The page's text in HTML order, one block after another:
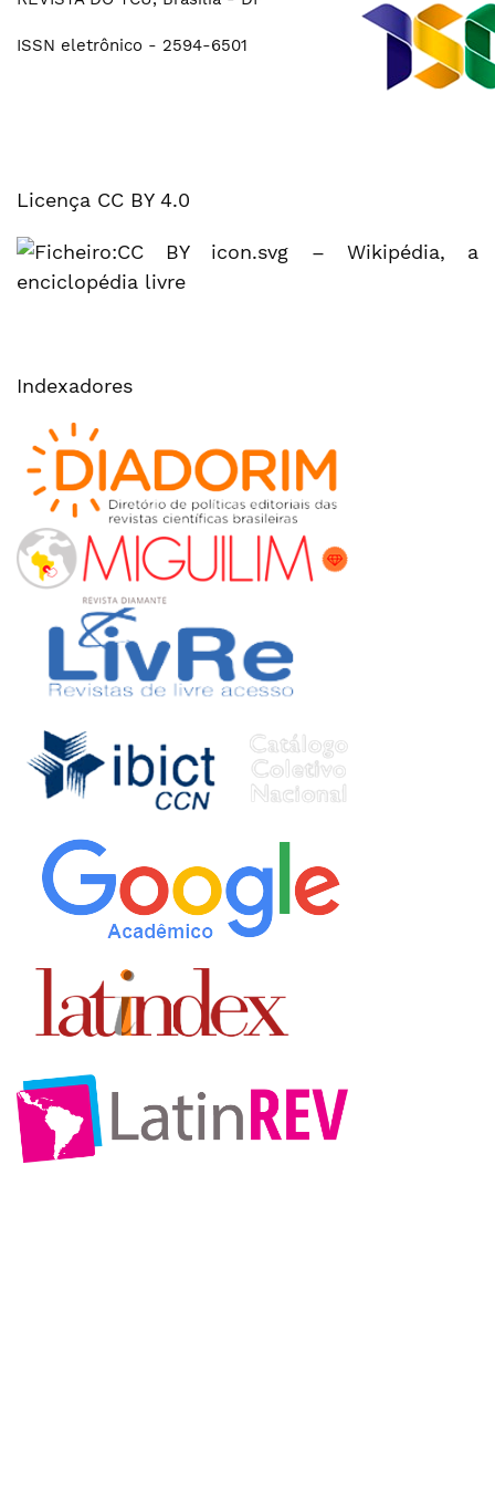
ISSN eletrônico - 2594-6501
Licença CC BY 4.0
Indexadores